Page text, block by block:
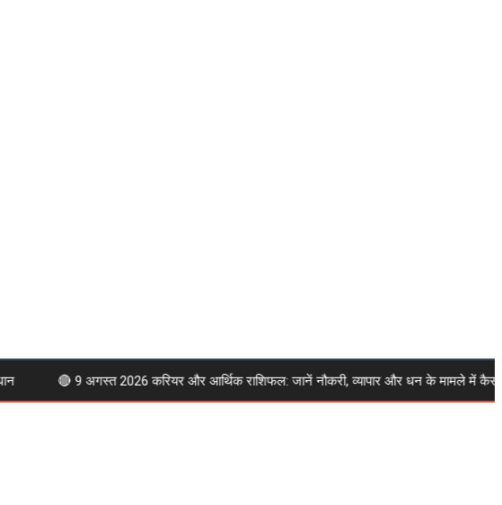
🔴 9 अगस्त 2026 करियर और आर्थिक राशिफल: जानें नौकरी, व्यापार और धन के मामले में कैसा